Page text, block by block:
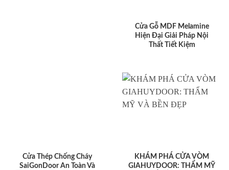
Cửa Gỗ MDF Melamine
Hiện Đại Giải Pháp Nội
Thất Tiết Kiệm
Cửa Thép Chống Cháy
SaiGonDoor An Toàn Và
KHÁM PHÁ CỬA VÒM
GIAHUYDOOR: THẨM MỸ